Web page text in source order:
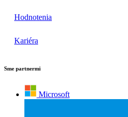
Hodnotenia
Kariéra
Sme partnermi
Microsoft